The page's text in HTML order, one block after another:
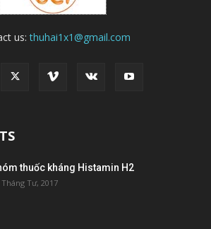
us:thuhai1x1@gmail.com
thuốc kháng Histamin H2
Tháng Tư, 2017